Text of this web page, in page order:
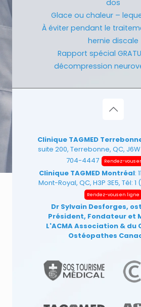
dos
Glace ou chaleur –
À éviter pendant le
hernie discale
Rapport spécial
décompression
Clinique TAGMED
suite 200, Terrebonne, QC, J6W
704-4447
Rendez-vous
Clinique TAGMED Montréal:
Mont-Royal, QC, H3P 3E5, Tél: 1
Rendez-vous en ligne
Dr Sylvain Desforges,
Président, Fondateur et
L'ACMA Association & du
Ostéopathes